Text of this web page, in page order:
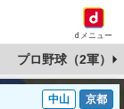
dメニュー
プロ野球（2軍）
中山 京都